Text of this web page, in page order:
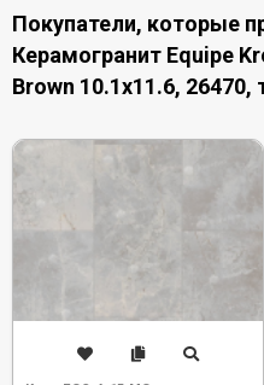
Покупатели, которые
Керамогранит Equipe
Brown 10.1x11.6, 26470,